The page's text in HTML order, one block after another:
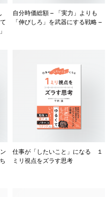
自分時価総額 – 「実力」よりも
「伸びしろ」を武器にする戦略 –
仕事が「したいこと」になる １
ミリ視点をズラす思考